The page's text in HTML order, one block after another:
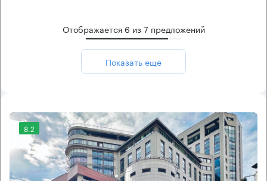
Отображается 6 из7 предложений
Показать ещё
8.2